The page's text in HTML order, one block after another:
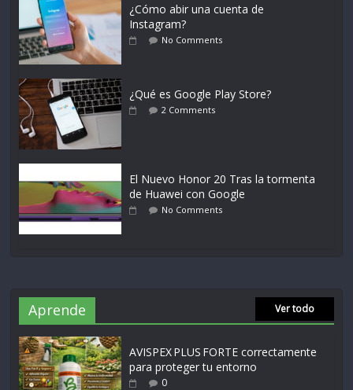
¿Cómo abir una cuenta de
Instagram?
No Comments
¿Qué es Google Play Store?
2 Comments
El Nuevo Honor 20 Tras la tormenta
de Huawei con Google
No Comments
Aprende Ver todo
AVISPEX PLUS FORTE correctamente
para proteger tu entorno
0